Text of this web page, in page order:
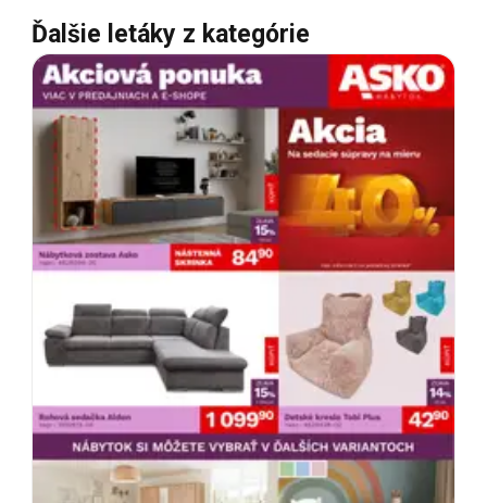
Ďalšie letáky z kategórie